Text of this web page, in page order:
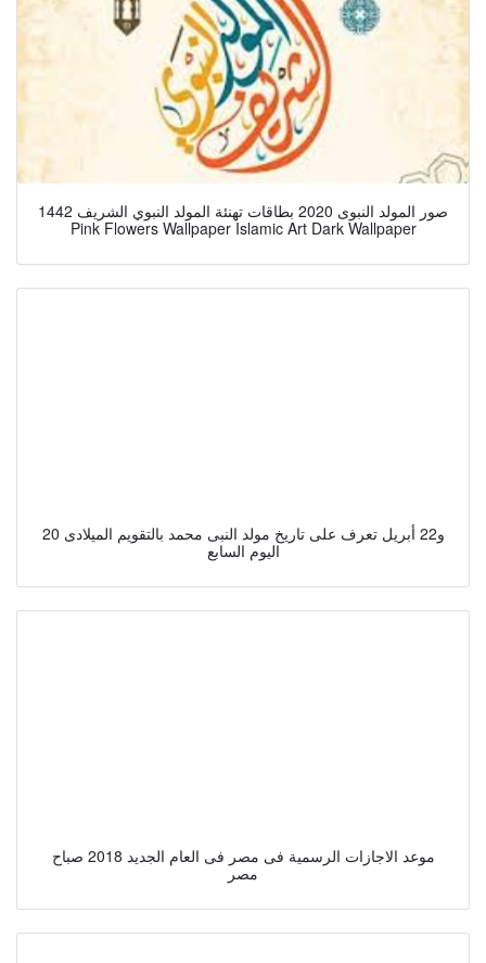
صور المولد النبوى 2020 بطاقات تهنئة المولد النبوي الشريف 1442
Pink Flowers Wallpaper Islamic Art Dark Wallpaper
20 و22 أبريل تعرف على تاريخ مولد النبى محمد بالتقويم الميلادى
اليوم السابع
موعد الاجازات الرسمية فى مصر فى العام الجديد 2018 صباح
مصر